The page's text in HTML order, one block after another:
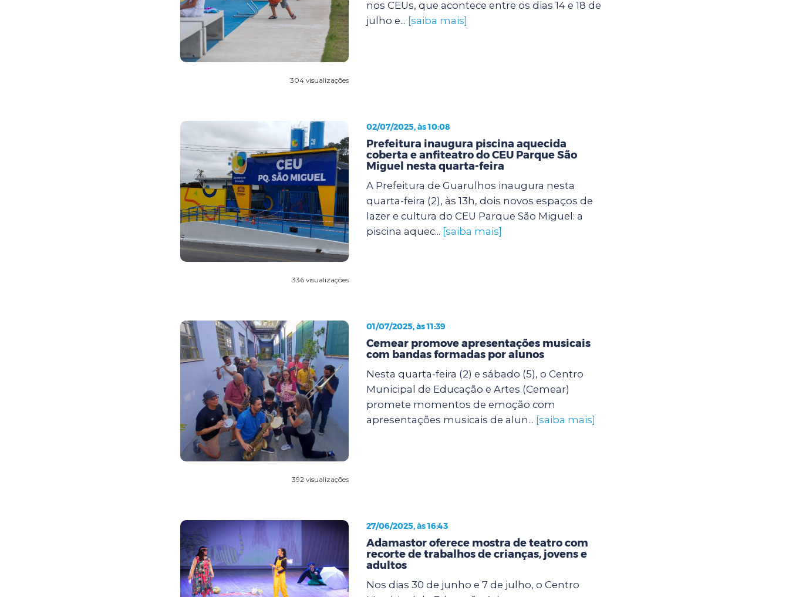
304 visualizações
nos CEUs, que acontece entre os dias 14 e 18 de
julho e... [saiba mais]
336 visualizações
02/07/2025, às 10:08
Prefeitura inaugura piscina aquecida
coberta e anfiteatro do CEU Parque São
Miguel nesta quarta-feira
A Prefeitura de Guarulhos inaugura nesta
quarta-feira (2), às 13h, dois novos espaços de
lazer e cultura do CEU Parque São Miguel: a
piscina aquec... [saiba mais]
392 visualizações
01/07/2025, às 11:39
Cemear promove apresentações musicais
com bandas formadas por alunos
Nesta quarta-feira (2) e sábado (5), o Centro
Municipal de Educação e Artes (Cemear)
promete momentos de emoção com
apresentações musicais de alun... [saiba mais]
27/06/2025, às 16:43
Adamastor oferece mostra de teatro com
recorte de trabalhos de crianças, jovens e
adultos
Nos dias 30 de junho e 7 de julho, o Centro